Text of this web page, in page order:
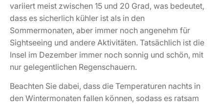
variiert meist zwischen 15 und 20 Grad, was bedeutet,
dass es sicherlich kühler ist als in den
Sommermonaten, aber immer noch angenehm für
Sightseeing und andere Aktivitäten. Tatsächlich ist die
Insel im Dezember immer noch sonnig und schön, mit
nur gelegentlichen Regenschauern.
Beachten Sie dabei, dass die Temperaturen nachts in
den Wintermonaten fallen können, sodass es ratsam